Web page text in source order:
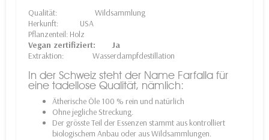
Qualität: Wildsammlung
Herkunft: USA
Pflanzenteil: Holz
Vegan zertifiziert: Ja
Extraktion: Wasserdampfdestillation
In der Schweiz steht der Name Farfalla für
eine tadellose Qualität, nämlich:
Ätherische Öle 100 % rein und natürlich
Ohne jegliche Streckung.
Der grösste Teil der Essenzen stammt aus kontrolliert
biologischem Anbau oder aus Wildsammlungen.